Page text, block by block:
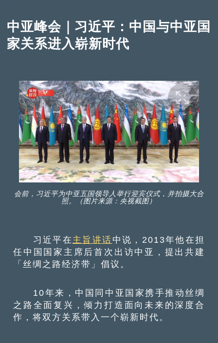
中亚峰会｜习近平：中国与中亚国
家关系进入崭新时代
会前，习近平为中亚五国领导人举行迎宾仪式，并拍摄大合
照。（图片来源：央视截图）
习近平在主旨讲话中说，2013年他在担
任中国国家主席后首次出访中亚，提出共建
「丝绸之路经济带」倡议。
10年来，中国同中亚国家携手推动丝绸
之路全面复兴，倾力打造面向未来的深度合
作，将双方关系带入一个崭新时代。